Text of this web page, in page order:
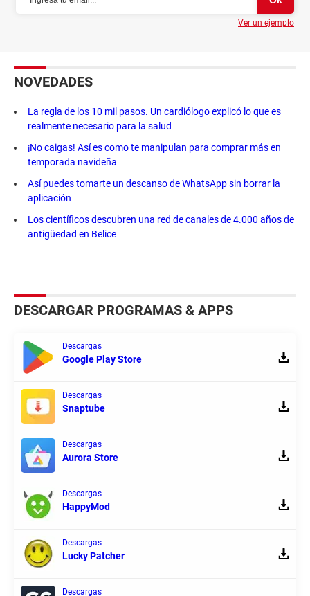
Ver un ejemplo
NOVEDADES
La regla de los 10 mil pasos. Un cardiólogo explicó lo que es
realmente necesario para la salud
¡No caigas! Así es como te manipulan para comprar más en
temporada navideña
Así puedes tomarte un descanso de WhatsApp sin borrar la
aplicación
Los científicos descubren una red de canales de 4.000 años de
antigüedad en Belice
DESCARGAR PROGRAMAS & APPS
Descargas
Google Play Store
Descargas
Snaptube
Descargas
Aurora Store
Descargas
HappyMod
Descargas
Lucky Patcher
Descargas